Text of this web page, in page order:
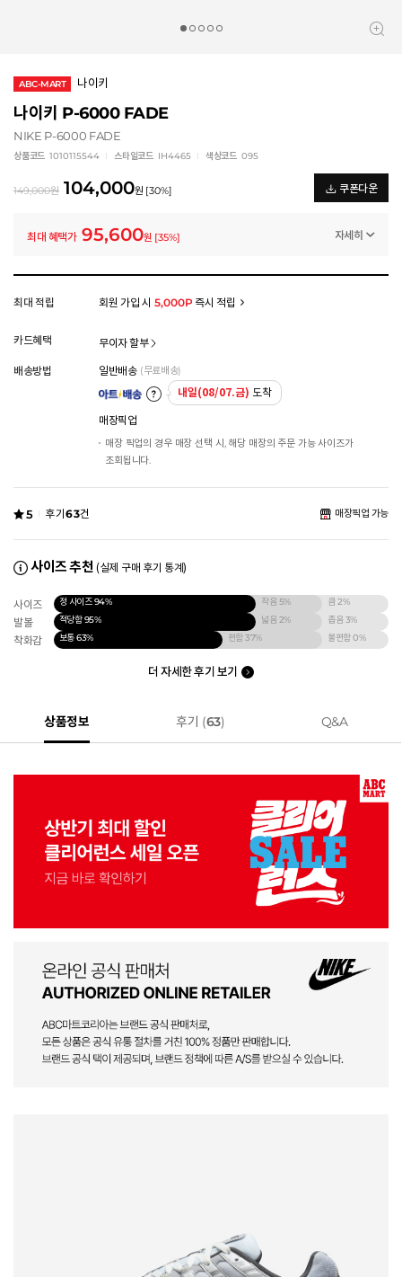
ABC-MART 나이키
나이키 P-6000 FADE
NIKE P-6000 FADE
상품코드 1010115544 스타일코드 IH4465 색상코드 095
149,000원 104,000원 [30%] 쿠폰다운
최대 혜택가 95,600원 [35%] 자세히
멤버십 상시 할인
모든 혜택이 적용된 금액으로, 실제 결제 금액과는 차이가 있을 수 있습니다.
최대 적립 회원 가입 시 5,000P즉시 적립
카드혜택 무이자 할부
배송방법 일반배송 (무료배송)
내일(08/07.금) 도착
매장픽업
매장 픽업의 경우 매장 선택 시, 해당 매장의 주문 가능 사이즈가
조회됩니다.
5 후기63건 매장픽업 가능
사이즈 추천 (실제 구매 후기 통계)
사이즈 정 사이즈94% 작음 5% 큼2%
발볼 적당함95% 넓음2% 좁음3%
착화감 보통63% 편함37% 불편함0%
더 자세한 후기 보기
상품정보 후기 (63) Q&A